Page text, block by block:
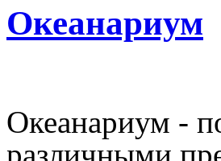
Океанариум
Океанариум -